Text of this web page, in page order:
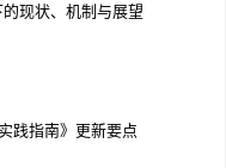
现状、机制与展望
践指南》更新要点